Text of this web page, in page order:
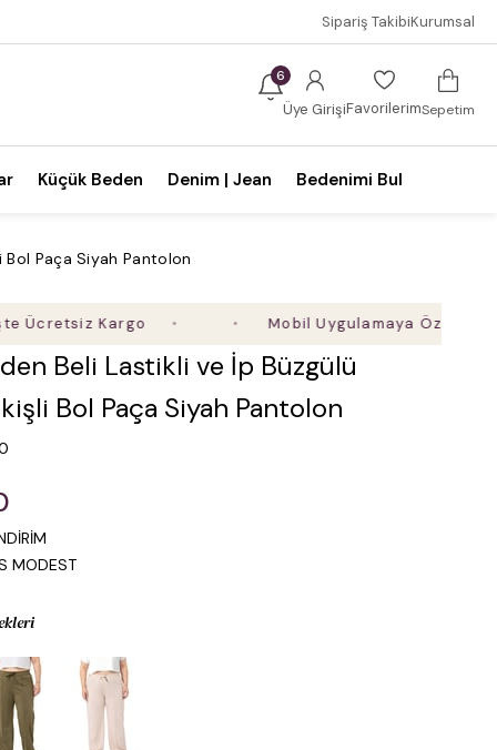
Sipariş TakibiKurumsal
6
Üye GirişiFavorilerimSepetim
Küçük Beden Denim | Jean Bedenimi Bul
Bol Paça Siyah Pantolon
Kargo Mobil Uygulamaya Özel Ek %5
Beli Lastikli ve İp Büzgülü
Bol Paça Siyah Pantolon
MODEST